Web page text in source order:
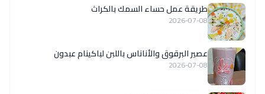
طريقة عمل حساء السمك بالكراث
2026-07-08
عصير البرقوق والأناناس باللبن لباكينام عبدون
2026-07-08